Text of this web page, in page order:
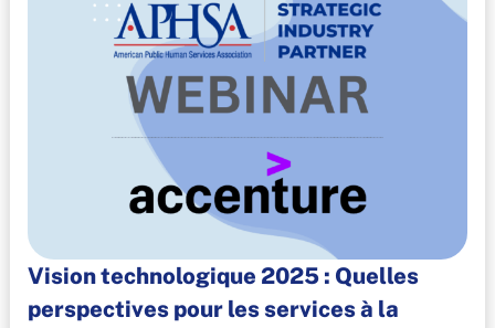
Vision technologique 2025 : Quelles
perspectives pour les services à la